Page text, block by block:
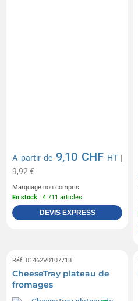
A partir de 9,10 CHF HT|
9,92 €
Marquage non compris
En stock : 4 711 articles
DEVIS EXPRESS
Réf. 01462V0107718
CheeseTray plateau de
fromages